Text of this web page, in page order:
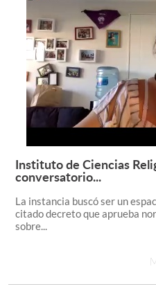
Instituto de Ciencias
conversatorio...
La instancia buscó ser un
citado decreto que aprueba
sobre...